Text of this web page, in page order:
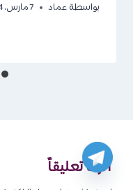
بواسطة عماد 7 مارس، 2024
اترك تعليقاً